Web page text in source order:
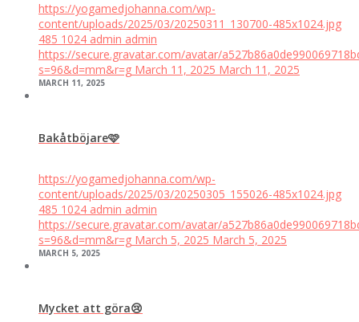
https://yogamedjohanna.com/wp-
content/uploads/2025/03/20250311_130700-485x1024.jpg
485 1024 admin admin
https://secure.gravatar.com/avatar/
s=96&d=mm&r=g March 11, 2025 March 11, 2025
MARCH 11, 2025
Bakåtböjare🩷
https://yogamedjohanna.com/wp-
content/uploads/2025/03/20250305_155026-485x1024.jpg
485 1024 admin admin
https://secure.gravatar.com/avatar/
s=96&d=mm&r=g March 5, 2025 March 5, 2025
MARCH 5, 2025
Mycket att göra😢